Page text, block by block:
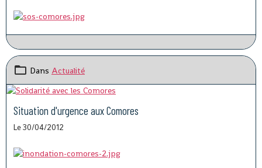
Dans Actualité
Situation d'urgence aux Comores
Le 30/04/2012